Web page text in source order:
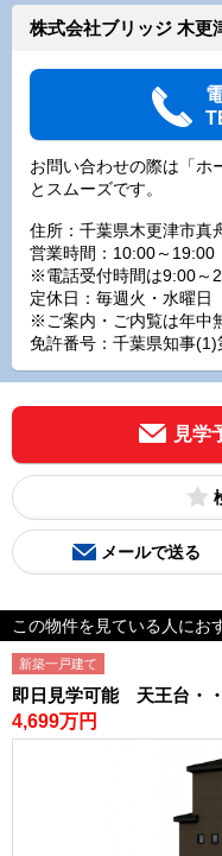
株式会社ブリッジ 木更
お問い合わせの際は「ホ
とスムーズです。
住所：千葉県木更津市真
営業時間：10:00～19:00
※電話受付時間は9:00～
定休日：毎週火・水曜日
※ご案内・ご内覧は年中
免許番号：千葉県知事
見学
メールで送る
この物件を見ている人にお
新築一戸建て
即日見学可能 天王台・
4,699万円